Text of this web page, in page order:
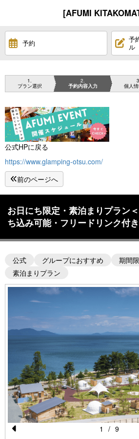
[AFUMI
予約
予
ル
1
プラン選択
2
予約内容入力
3
個人
公式HPに戻る
https://www.glamping-otsu.com/
前のページへ
お日にち限定・素泊まりプラン
ち込み可能・フリードリンク付き
公式 グループにおすすめ
期間
素泊まりプラン
1 / 9